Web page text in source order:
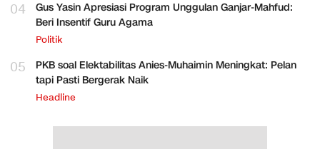
04
Gus Yasin Apresiasi Program Unggulan Ganjar-Mahfud:
Beri Insentif Guru Agama
Politik
05
PKB soal Elektabilitas Anies-Muhaimin Meningkat: Pelan
tapi Pasti Bergerak Naik
Headline